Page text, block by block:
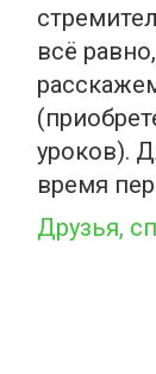
всё
уроков).
время
Друзья,